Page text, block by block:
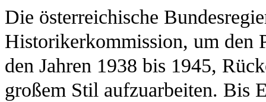
Die österreichische
Historikerkommission, um den
den Jahren 1938 bis 1945,
großem Stil aufzuarbeiten. Bis